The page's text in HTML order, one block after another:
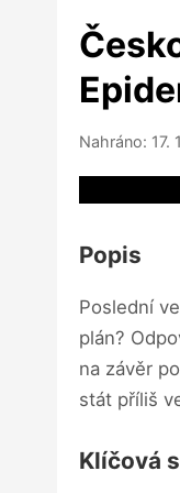
Nahráno: 17.
Popis
Poslední
plán?
na závěr
stát příliš
Klíčová